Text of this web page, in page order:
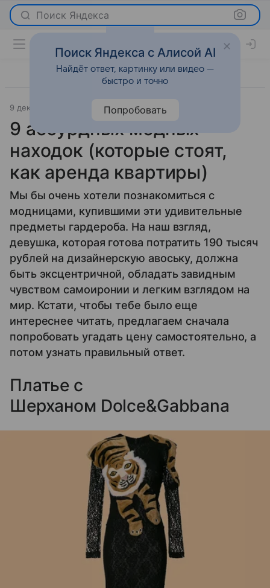
Поиск Яндекса
9 декабря 2017
9 абсурдных модных
находок (которые стоят,
как аренда квартиры)
Мы бы очень хотели познакомиться с
модницами, купившими эти удивительные
предметы гардероба. На наш взгляд,
девушка, которая готова потратить 190 тысяч
рублей на дизайнерскую авоську, должна
быть эксцентричной, обладать завидным
чувством самоиронии и легким взглядом на
мир. Кстати, чтобы тебе было еще
интереснее читать, предлагаем сначала
попробовать угадать цену самостоятельно, а
потом узнать правильный ответ.
Платье с
Шерханом Dolce&Gabbana
Поиск Яндекса с Алисой AI
Найдёт ответ, картинку или видео —
быстро и точно
Попробовать